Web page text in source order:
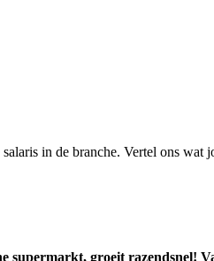
in de branche. Vertel ons
supermarkt, groeit razendsnel!